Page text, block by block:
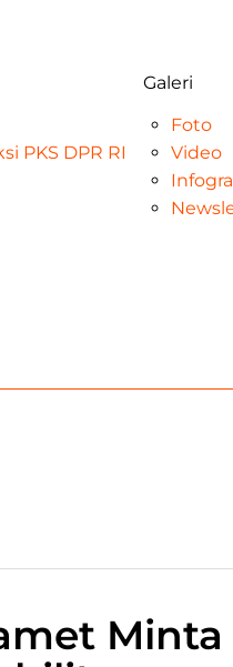
PKS DPR RI
Galeri
Foto
Video
Minta